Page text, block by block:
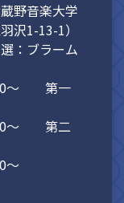
野音楽大学
沢1-13-1）
：ブラーム
～ 第一
～ 第二
～